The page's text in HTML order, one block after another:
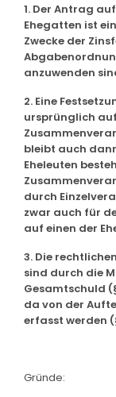
1. Der Antrag
Ehegatten ist
Zwecke der
anzuwenden
2. Eine
ursprünglich
bleibt auch
Eheleuten
durch
zwar auch für
auf einen der
3. Die
sind durch die
Gesamtschuld
da von der
erfasst werden
Gründe: